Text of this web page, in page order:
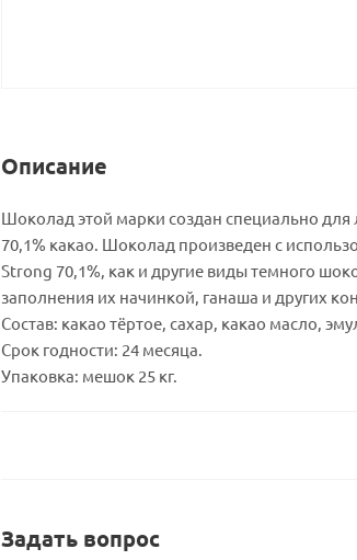
Описание
Шоколад этой марки создан специально для
70,1% какао. Шоколад произведен c
Strong 70,1%, как и другие виды темного
заполнения их начинкой, ганаша и других
Состав: какао тёртоe, сахар, какао масло,
Срок годности: 24 месяца.
Упаковка: мешок 25 кг.
Задать вопрос